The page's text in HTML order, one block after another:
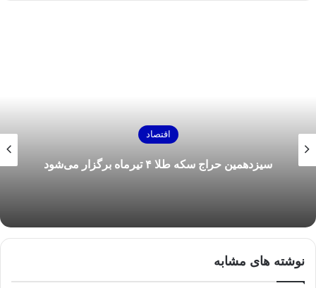
اقتصاد
سیزدهمین حراج سکه طلا ۴ تیرماه برگزار می‌شود
نوشته های مشابه